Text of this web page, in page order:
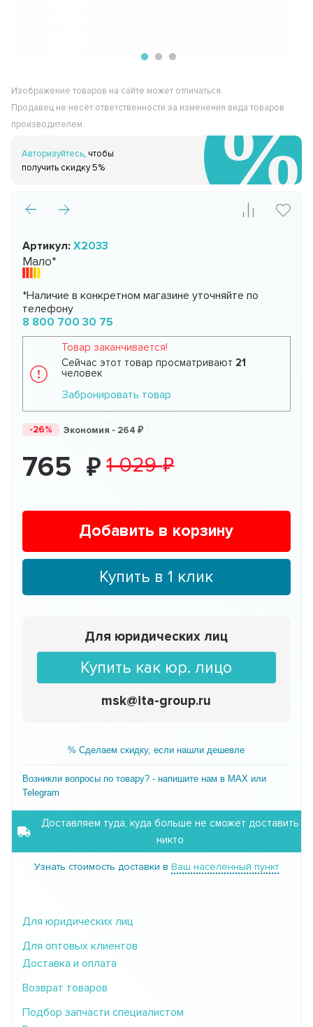
Изображение товаров на сайте может отличаться.
Продавец не несёт ответственности за изменения вида товаров
производителем.
Авторизуйтесь, чтобы
получить скидку 5%
Артикул:X2033
Мало*
*Наличие в конкретном магазине уточняйте по
телефону
8 800 700 30 75
Товар заканчивается!
Сейчас этот товар просматривают 21
человек
Забронировать товар
-26% Экономия - 264
765 1 029
Добавить в корзину
Купить в 1 клик
Для юридических лиц
Купить как юр. лицо
msk@ita-group.ru
% Сделаем скидку, если нашли дешевле
Возникли вопросы по товару? - напишите нам в MAX или
Telegram
Доставляем туда, куда больше не сможет доставить
никто
Узнать стоимость доставки в Ваш населенный пункт
Для юридических лиц
Для оптовых клиентов
Доставка и оплата
Возврат товаров
Подбор запчасти специалистом